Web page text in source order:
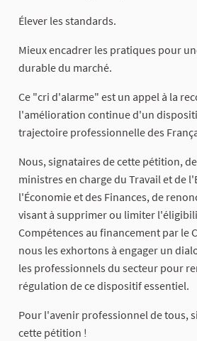
Élever les standards.
Mieux encadrer les pratiques pour
durable du marché.
Ce "cri d'alarme" est un appel à la
l'amélioration continue d'un
trajectoire professionnelle des
Nous, signataires de cette pétition,
ministres en charge du Travail et de
l'Économie et des Finances, de
visant à supprimer ou limiter
Compétences au financement par le
nous les exhortons à engager un
les professionnels du secteur pour
régulation de ce dispositif essentiel.
Pour l'avenir professionnel de tous,
cette pétition !